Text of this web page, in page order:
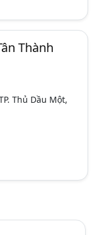
Thành
Thủ Dầu Một,